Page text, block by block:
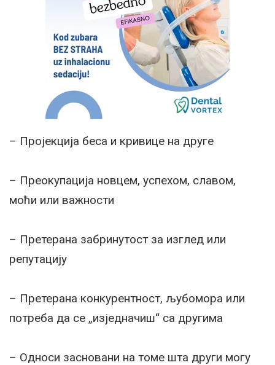
– Пројекција беса и кривице на друге
– Преокупација новцем, успехом, славом,
моћи или важности
– Претерана забринутост за изглед или
репутацију
– Претерана конкурентност, љубомора или
потреба да се „изједначиш“ са другима
– Односи засновани на томе шта други могу